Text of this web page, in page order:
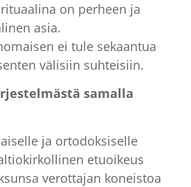
on perheen ja
asia.
ei tule sekaantua
välisiin suhteisiin.
samalla
ja ortodoksiselle
etuoikeus
verottajan koneistoa